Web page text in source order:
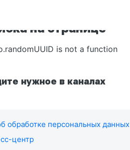
на странице
is not a function
нужное в каналах
обработке персональных данных
центр